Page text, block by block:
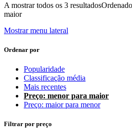
A mostrar todos os 3 resultados
maior
Mostrar menu lateral
Ordenar por
Popularidade
Classificação média
Mais recentes
Preço: menor para maior
Preço: maior para menor
Filtrar por preço